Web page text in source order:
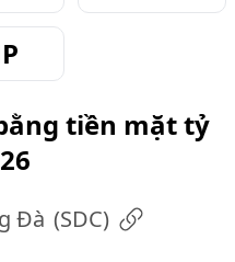
tiền mặt tỷ
Đà (SDC)